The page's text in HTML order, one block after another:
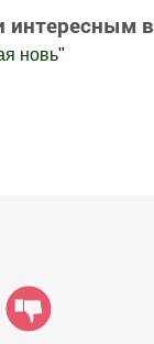
в
новь"